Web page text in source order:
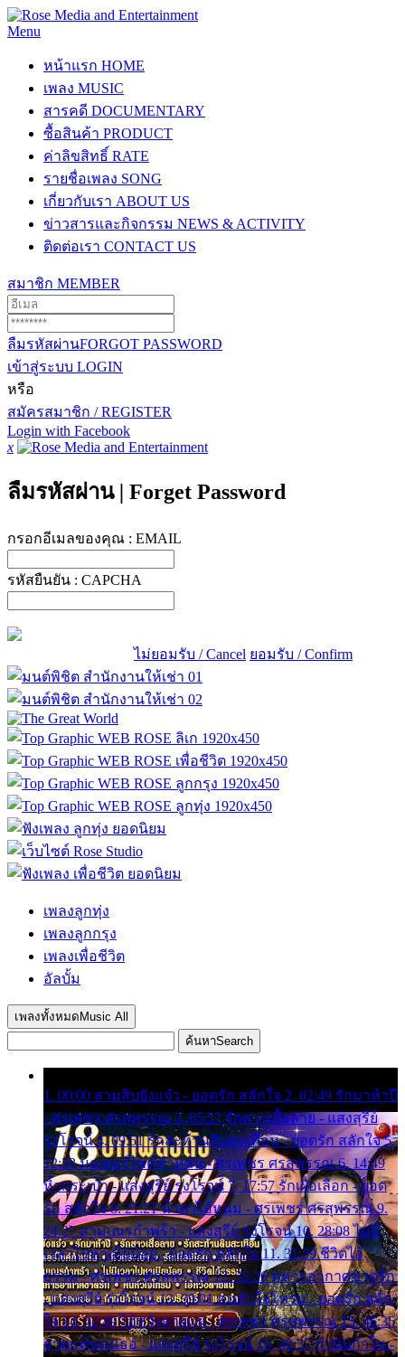
Menu
หน้าแรก HOME
เพลง MUSIC
สารคดี DOCUMENTARY
ซื้อสินค้า PRODUCT
ค่าลิขสิทธิ์ RATE
รายชื่อเพลง SONG
เกี่ยวกับเรา ABOUT US
ข่าวสารและกิจกรรม NEWS & ACTIVITY
ติดต่อเรา CONTACT US
สมาชิก MEMBER
ลืมรหัสผ่านFORGOT PASSWORD
เข้าสู่ระบบ LOGIN
หรือ
สมัครสมาชิก / REGISTER
Login with Facebook
x
ลืมรหัสผ่าน | Forget Password
กรอกอีเมลของคุณ : EMAIL
รหัสยืนยัน : CAPCHA
ไม่ยอมรับ / Cancel ยอมรับ / Confirm
เพลงลูกทุ่ง
เพลงลูกกรุง
เพลงเพื่อชีวิต
อัลบั้ม
เพลงทั้งหมด Music All
ค้นหาSearch
1. 00:00 สามสิบยังแจ๋ว - ยอดรัก สลักใจ 2. 02:49 รักมาห้าปี
- ศรเพชร ศรสุพรรณ 3. 05:57 รักสาวเสื้อลาย - แสงสุรีย์
รุ่งโรจน์ 4. 09:51 รักสะท้านดินสะเทือน - ยอดรัก สลักใจ 5.
12:23 มอเตอร์ไซค์ทำหล่น - ศรเพชร ศรสุพรรณ 6. 14:49
หิ้วกระเป๋า - แสงสุรีย์ รุ่งโรจน์ 7. 17:57 รักเผื่อเลือก - ยอด
รัก สลักใจ 8. 21:21 น้ำตาไอ้หนุ่ม - ศรเพชร ศรสุพรรณ 9.
24:27 สามเณรกำพร้า - แสงสุรีย์ รุ่งโรจน์ 10. 28:08 ไม่มี
เวลาไปหาเมียน้อย - ยอดรัก สลักใจ 11. 31:29 ชีวิตไอ้
ธรรม - ศรเพชร ศรสุพรรณ 12. 35:26 ทหารอากาศขาดรัก
- แสงสุรีย์ รุ่งโรจน์ 13. 39:01 คนหัวใจโทรม - ยอดรัก สลัก
ใจ 14. 42:49 ไอ้หวังตายแน่ - ศรเพชร ศรสุพรรณ 15. 46:35
ธาตุแท้ของเธอ - แสงสุรีย์ รุ่งโรจน์ 16. 49:57 กำนันกำใน -